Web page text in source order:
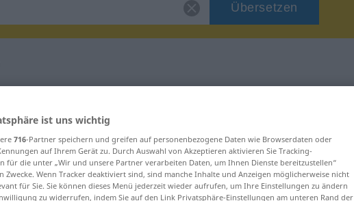
Übersetzen
für "archaisch"
ist uns wichtig
716-Partner speichern und greifen auf personenbezogene Daten wie Browserdaten oder
auf Ihrem Gerät zu. Durch Auswahl von Akzeptieren aktivieren Sie Tracking-
für die unter „Wir und unsere Partner verarbeiten Daten, um Ihnen Dienste bereitzustellen“
Zwecke. Wenn Tracker deaktiviert sind, sind manche Inhalte und Anzeigen möglicherweise nicht
für Sie. Sie können dieses Menü jederzeit wieder aufrufen, um Ihre Einstellungen zu ändern
zu widerrufen, indem Sie auf den Link Privatsphäre-Einstellungen am unteren Rand der